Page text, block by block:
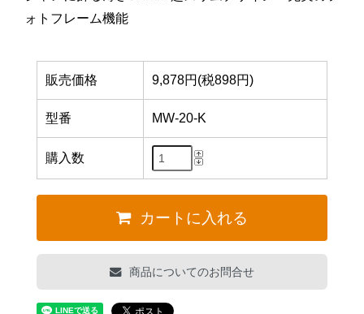
ォトフレーム機能
販売価格 9,878円(税898円)
型番 MW-20-K
購入数
カートに入れる
商品についてのお問合せ